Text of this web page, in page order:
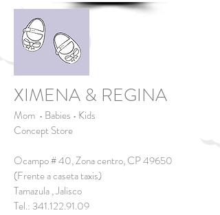
XIMENA & REGINA
Mom • Babies • Kids
Concept Store
Ocampo # 40, Zona centro, CP 49650
(Frente a caseta taxis)
Tamazula , Jalisco
Tel.: 341.122.91.09